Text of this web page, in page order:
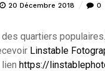
20 Décembre 2018 0
quartiers
Linstable
https://